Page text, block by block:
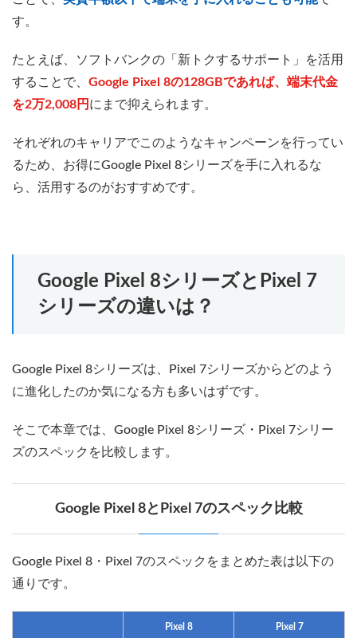
す。
たとえば、ソフトバンクの「新トクするサポート」を活用
することで、 Google Pixel 8の128GBであれば、端末代金
を2万2,008円 にまで抑えられます。
それぞれのキャリアでこのようなキャンペーンを行ってい
るため、お得にGoogle Pixel 8シリーズを手に入れるな
ら、活用するのがおすすめです。
Google Pixel 8シリーズとPixel 7
シリーズの違いは？
Google Pixel 8シリーズは、Pixel 7シリーズからどのよう
に進化したのか気になる方も多いはずです。
そこで本章では、Google Pixel 8シリーズ・Pixel 7シリー
ズのスペックを比較します。
Google Pixel 8とPixel 7のスペック比較
Google Pixel 8・Pixel 7のスペックをまとめた表は以下の
通りです。
Pixel 8 Pixel 7